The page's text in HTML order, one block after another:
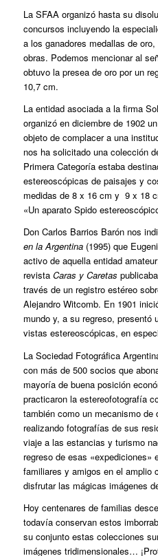
La SFAA organizó hasta su
concursos incluyendo la
a los ganadores medallas de
obras. Podemos mencionar al
obtuvo la presea de oro por un
10,7 cm.
La entidad asociada a la firma
organizó en diciembre de 1902
objeto de complacer a una
nos ha solicitado una colección
Primera Categoría estaba
estereoscópicas de paisajes y
medidas de 8 x 16 cm y 9 x 18
«Un aparato Spido
Don Carlos Barrios Barón nos
en la Argentina(1995) que
activo de aquella entidad
revista Caras y Caretas
través de un registro estéreo
Alejandro Witcomb. En 1901
mundo y, a su regreso, presentó
vistas estereoscópicas, en
La Sociedad Fotográfica
con más de 500 socios que
mayoría de buena posición
practicaron la estereofotografía
también como un mecanismo
realizando fotografías de sus
viaje a las estancias y turismo
regreso de esas «expediciones»
familiares y amigos en el amplio
disfrutar las mágicas imágenes
Hoy centenares de familias
todavía conservan estos
su conjunto estas colecciones
imágenes tridimensionales…